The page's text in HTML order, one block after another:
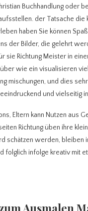
Buchhandlung oder
der Tatsache die
haben Sie können
der Bilder, die gelehrt
sie Richtung Meister in
wie ein visualisieren
mischungen, und dies
und vielseitig
Eltern kann Nutzen aus
Richtung üben ihre
schätzen werden, bleiben
folglich infolge kreativ mit
Ausmalen